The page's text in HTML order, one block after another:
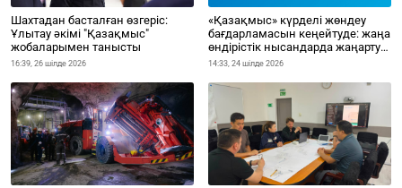
Шахтадан басталған өзгеріс:
Ұлытау әкімі "Қазақмыс"
жобаларымен танысты
16:39, 26 шілде 2026
«Қазақмыс» күрделі жөндеу
бағдарламасын кеңейтуде: жаңа
өндірістік нысандарда жаңарту
жұмысы басталды
14:33, 24 шілде 2026